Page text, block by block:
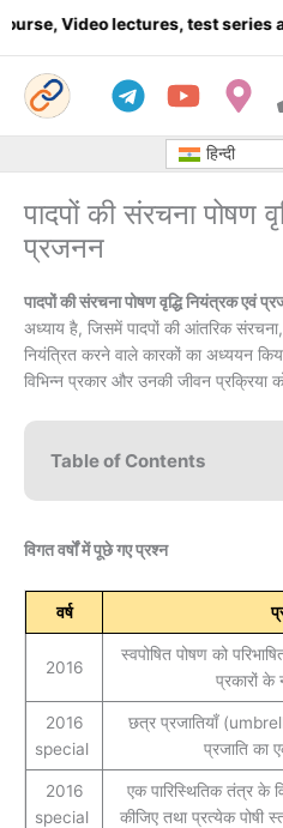
test series and Daily
हिन्दी
पादपों की संरचना पोषण
प्रजनन
पादपों की संरचना पोषण वृद्धि नियंत्रक एवं
अध्याय है, जिसमें पादपों की आंतरिक
नियंत्रित करने वाले कारकों का अध्ययन
विभिन्न प्रकार और उनकी जीवन प्रक्रिया
Table of Contents
विगत वर्षों में पूछे गए प्रश्न
वर्ष
2016
स्वपोषित पोषण को
प्रकारों के
2016
special
छत्र प्रजातियाँ
प्रजाति का
2016
special
एक पारिस्थितिक तंत्र के
कीजिए तथा प्रत्येक पोषी